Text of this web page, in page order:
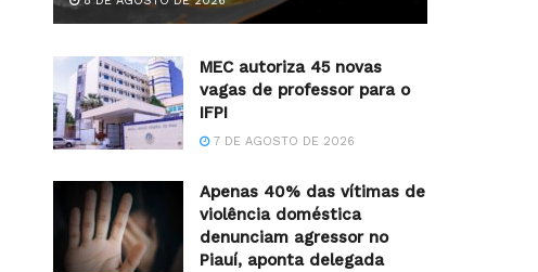
MEC autoriza 45 novas
vagas de professor para o
IFPI
7 DE AGOSTO DE 2026
Apenas 40% das vítimas de
violência doméstica
denunciam agressor no
Piauí, aponta delegada